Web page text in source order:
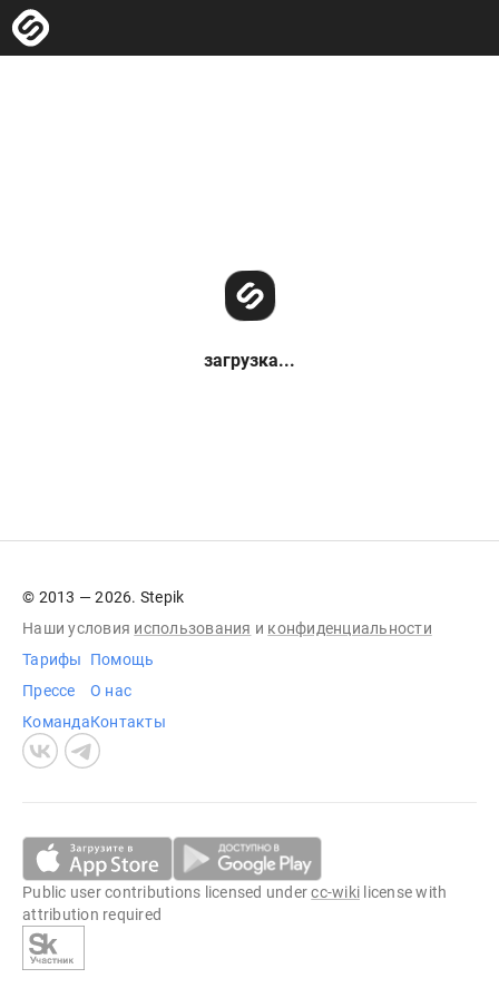
загрузка...
© 2013 — 2026. Stepik
Наши условия использования и конфиденциальности
Тарифы
Прессе
Команда
Помощь
О нас
Контакты
Public user contributions licensed undercc-wiki license with
attribution required